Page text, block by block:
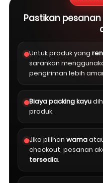
Pastikan
Untuk produk yang
sarankan
pengiriman lebih
Biaya packing kayu
produk.
Jika pilihan warna
checkout, pesanan
tersedia.